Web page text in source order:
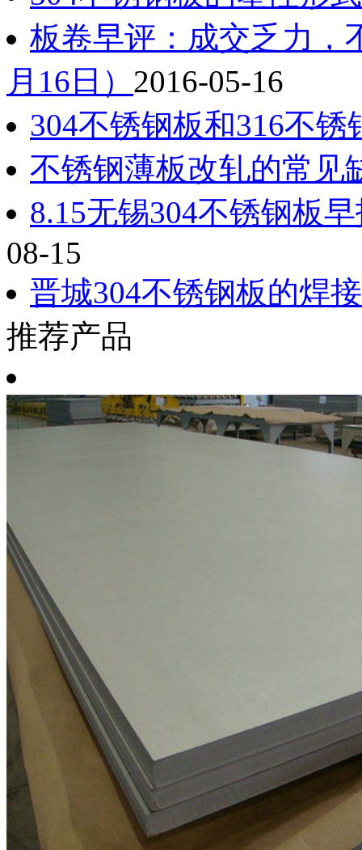
板卷早评：成交乏力，
月16日） 2016-05-16
304不锈钢板和316不锈
不锈钢薄板改轧的常见
8.15无锡304不锈钢板
08-15
晋城304不锈钢板的焊
推荐产品